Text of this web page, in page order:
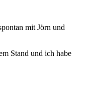
mit Jörn und
Stand und ich habe